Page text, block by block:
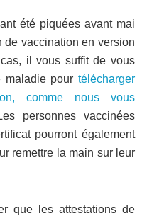
été piquées avant mai
de vaccination en version
il vous suffit de vous
maladie pour télécharger
comme nous vous
personnes vaccinées
pourront également
remettre la main sur leur
que les attestations de